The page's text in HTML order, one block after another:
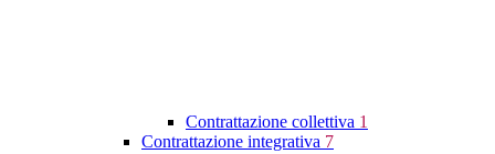
Contrattazione collettiva 1
Contrattazione integrativa 7